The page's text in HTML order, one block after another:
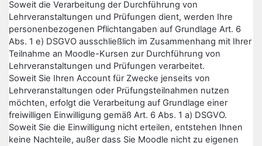
Soweit die Verarbeitung der Durchführung von
Lehrveranstaltungen und Prüfungen dient, werden Ihre
personenbezogenen Pflichtangaben auf Grundlage Art. 6
Abs. 1 e) DSGVO ausschließlich im Zusammenhang mit Ihrer
Teilnahme an Moodle-Kursen zur Durchführung von
Lehrveranstaltungen und Prüfungen verarbeitet.
Soweit Sie Ihren Account für Zwecke jenseits von
Lehrveranstaltungen oder Prüfungsteilnahmen nutzen
möchten, erfolgt die Verarbeitung auf Grundlage einer
freiwilligen Einwilligung gemäß Art. 6 Abs. 1 a) DSGVO.
Soweit Sie die Einwilligung nicht erteilen, entstehen Ihnen
keine Nachteile, außer dass Sie Moodle nicht zu eigenen